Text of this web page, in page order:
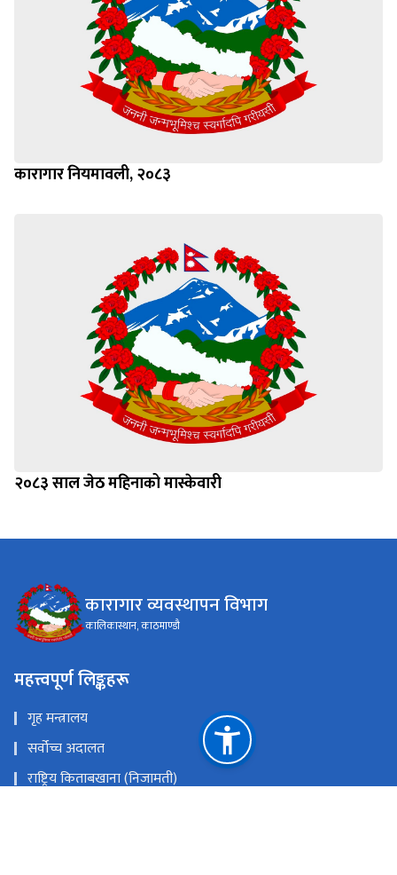
कारागार नियमावली, २०८३
२०८३ साल जेठ महिनाको मास्केवारी
कारागार व्यवस्थापन विभाग
कालिकास्थान, काठमाण्डौ
महत्त्वपूर्ण लिङ्कहरू
गृह मन्त्रालय
सर्वोच्च अदालत
राष्ट्रिय किताबखाना (निजामती)